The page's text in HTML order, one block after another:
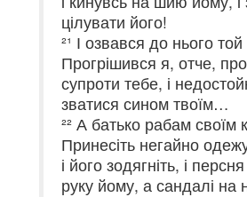
цілувати його!
²¹ І озвався до нього
Прогрішився я, отче,
супроти тебе, і
зватися сином твоїм…
²² А батько рабам своїм
Принесіть негайно
і його зодягніть, і
руку йому, а сандалі на